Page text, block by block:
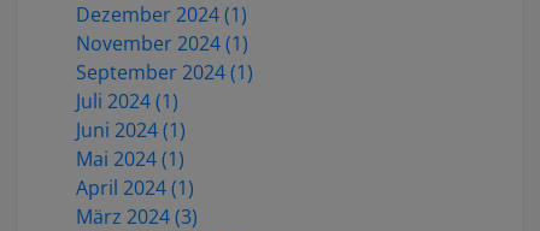
Dezember 2024 (1)
November 2024 (1)
September 2024 (1)
Juli 2024 (1)
Juni 2024 (1)
Mai 2024 (1)
April 2024 (1)
März 2024 (3)